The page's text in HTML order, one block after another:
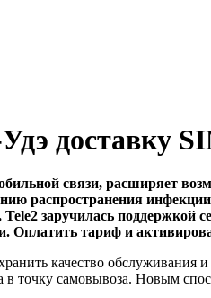
доставку
связи, расширяет
распространения
Tele2 заручилась
Оплатить тариф и
качество
точку самовывоза. Новым